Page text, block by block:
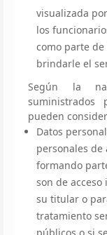
visualizada
los
como parte
brindarle el
Según la
pueden
Datos
personales de
formando
son de
su titular o
tratamiento